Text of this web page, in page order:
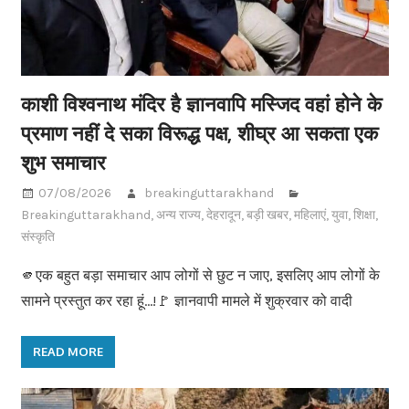
काशी विश्वनाथ मंदिर है ज्ञानवापि मस्जिद वहां होने के
प्रमाण नहीं दे सका विरूद्ध पक्ष, शीघ्र आ सकता एक
शुभ समाचार
07/08/2026
breakinguttarakhand
Breakinguttarakhand,अन्य राज्य,देहरादून,बड़ी खबर,महिलाएं,युवा,शिक्षा,
संस्कृति
🫵एक बहुत बड़ा समाचार आप लोगों से छुट न जाए, इसलिए आप लोगों के
सामने प्रस्तुत कर रहा हूं…!🚩 ज्ञानवापी मामले में शुक्रवार को वादी
READ MORE